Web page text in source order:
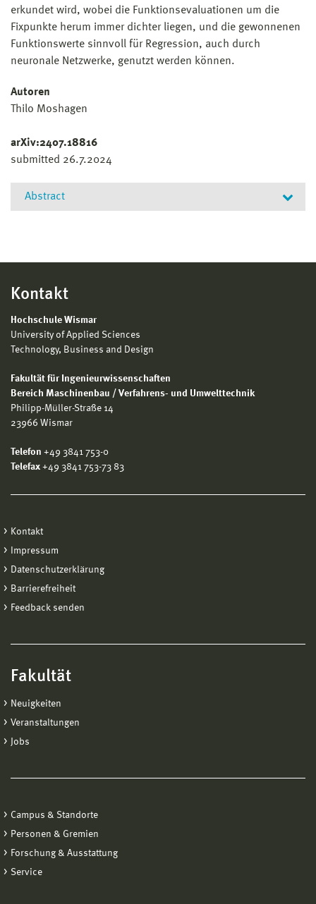
erkundet wird, wobei die Funktionsevaluationen um die
Fixpunkte herum immer dichter liegen, und die gewonnenen
Funktionswerte sinnvoll für Regression, auch durch
neuronale Netzwerke, genutzt werden können.
Autoren
Thilo Moshagen
arXiv:2407.18816
submitted 26.7.2024
Abstract
requires (d+12) function evaluations for halvening the
and uses the constructive proof of the Mazurkewicz-
Knaster-Kuratowski lemma when used as part of the
proof for Brouwers Fixed-Point theorem.
Kontakt
Hochschule Wismar
University of Applied Sciences
Technology, Business and Design
Fakultät für Ingenieurwissenschaften
Bereich Maschinenbau / Verfahrens- und Umwelttechnik
Philipp-Müller-Straße 14
23966 Wismar
Telefon +49 3841 753-0
Telefax +49 3841 753-73 83
Kontakt
Impressum
Datenschutzerklärung
Barrierefreiheit
Feedback senden
Fakultät
Neuigkeiten
Veranstaltungen
Jobs
Campus & Standorte
Personen & Gremien
Forschung & Ausstattung
Service